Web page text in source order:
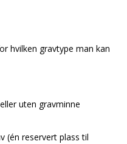
hvilken gravtype man kan
uten gravminne
(én reservert plass til